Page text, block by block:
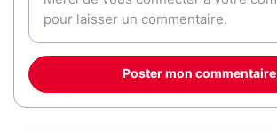
Poster mon commentaire